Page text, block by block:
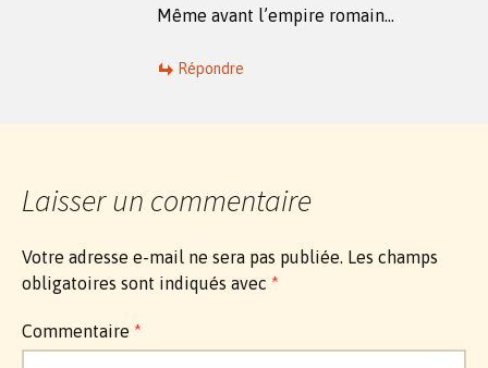
Même avant l’empire romain…
Répondre
Laisser un commentaire
Votre adresse e-mail ne sera pas publiée. Les champs
obligatoires sont indiqués avec *
Commentaire *